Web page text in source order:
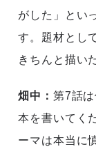
がした」とい
す。題材とし
きちんと描い
畑中： 第7話
本を書いてく
ーマは本当に